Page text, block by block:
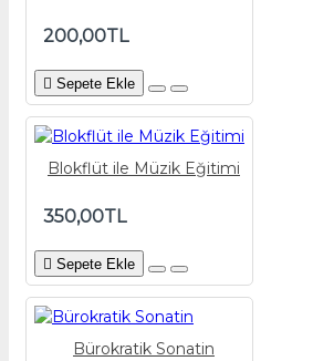
200,00TL
Sepete Ekle
Blokflüt ile Müzik Eğitimi
350,00TL
Sepete Ekle
Bürokratik Sonatin